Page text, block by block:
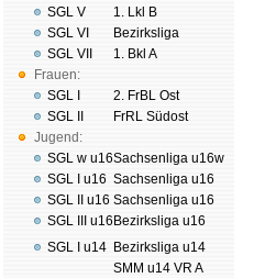
SGL V
SGL VI
SGL VII
Frauen:
SGL I
SGL II
Jugend:
SGL w u16
SGL I u16
SGL II u16
SGL III u16
SGL I u14
1. Lkl B
Bezirksliga
1. Bkl A
2. FrBL Ost
FrRL Südost
Sachsenliga u16w
Sachsenliga u16
Sachsenliga u16
Bezirksliga u16
Bezirksliga u14
SMM u14 VR A